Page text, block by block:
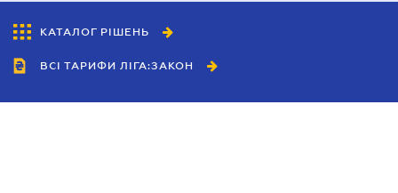
КАТАЛОГ РІШЕНЬ
ВСІ ТАРИФИ ЛІГА:ЗАКОН